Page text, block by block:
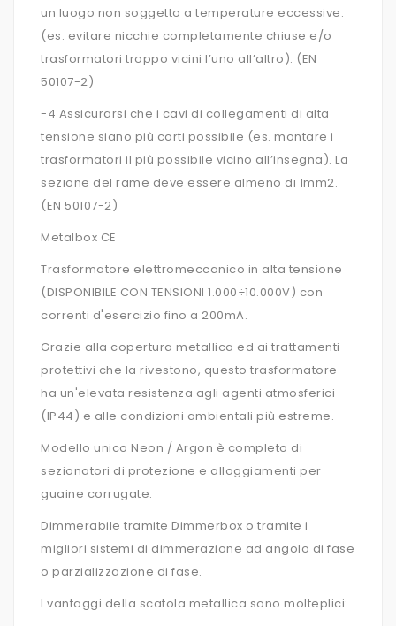
un luogo non soggetto a temperature eccessive.
(es. evitare nicchie completamente chiuse e/o
trasformatori troppo vicini l’uno all’altro). (EN
50107-2)
-4 Assicurarsi che i cavi di collegamenti di alta
tensione siano più corti possibile (es. montare i
trasformatori il più possibile vicino all’insegna). La
sezione del rame deve essere almeno di 1mm2.
(EN 50107-2)
Metalbox CE
Trasformatore elettromeccanico in alta tensione
(DISPONIBILE CON TENSIONI 1.000÷10.000V) con
correnti d'esercizio fino a 200mA.
Grazie alla copertura metallica ed ai trattamenti
protettivi che la rivestono, questo trasformatore
ha un'elevata resistenza agli agenti atmosferici
(IP44) e alle condizioni ambientali più estreme.
Modello unico Neon / Argon è completo di
sezionatori di protezione e alloggiamenti per
guaine corrugate.
Dimmerabile tramite Dimmerbox o tramite i
migliori sistemi di dimmerazione ad angolo di fase
o parzializzazione di fase.
I vantaggi della scatola metallica sono molteplici: